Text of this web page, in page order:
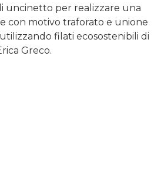
uncinetto per realizzare una
con motivo traforato e unione
filati ecosostenibili di
Greco.